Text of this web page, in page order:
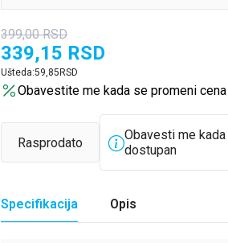
399,00 RSD
339,15 RSD
Ušteda:59,85 RSD
Obavestite me kada se promeni cena
Rasprodato
Obavesti me
dostupan
Specifikacija Opis